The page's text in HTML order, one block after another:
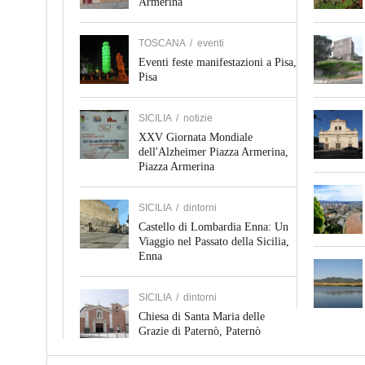
TOSCANA / eventi
Eventi feste manifestazioni a Pisa,
Pisa
SICILIA / notizie
XXV Giornata Mondiale
dell'Alzheimer Piazza Armerina,
Piazza Armerina
SICILIA / dintorni
Castello di Lombardia Enna: Un
Viaggio nel Passato della Sicilia,
Enna
SICILIA / dintorni
Chiesa di Santa Maria delle
Grazie di Paternò, Paternò